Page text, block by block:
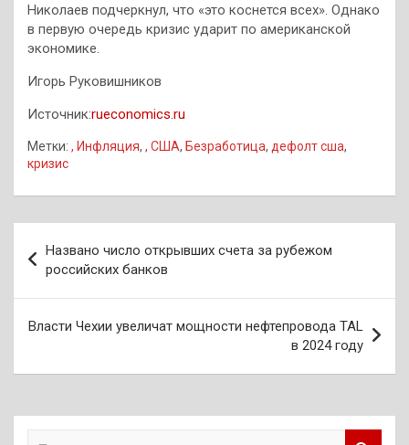
Николаев подчеркнул, что «это коснется всех». Однако
в первую очередь кризис ударит по американской
экономике.
Игорь Руковишников
Источник:rueconomics.ru
Метки: , Инфляция, , США, Безработица, дефолт сша,
кризис
по
записям
Названо число открывших счета за рубежом
российских банков
Власти Чехии увеличат мощности нефтепровода TAL
в 2024 году